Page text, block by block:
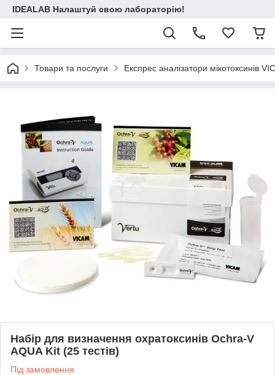
IDEALAB Налаштуй свою лабораторію!
Товари та послуги Експрес аналізатори мікотоксинів
Набір для визначення охратоксинів Ochra-V
AQUA Kit (25 тестів)
Під замовлення